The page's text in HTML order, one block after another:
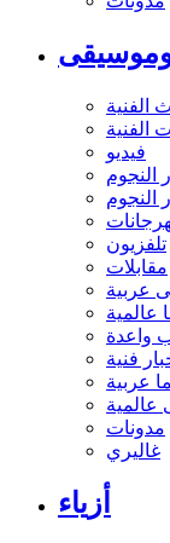
الفنية
الفنية
فيديو
النجوم
النجوم
تلفزيون
مقابلات
عربية
عالمية
واعدة
فنية
عربية
مدونات
غاليري
أزياء